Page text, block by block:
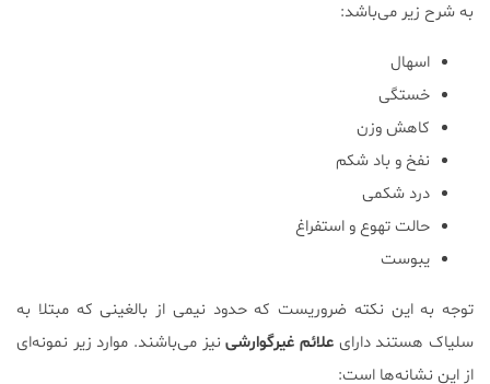
به شرح زیر می‌باشد:
اسهال
خستگی
کاهش وزن
نفخ و باد شکم
درد شکمی
حالت تهوع و استفراغ
یبوست
توجه به این نکته ضروریست که حدود نیمی از بالغینی که مبتلا به
سلیاک هستند دارای علائم غیرگوارشینیز می‌باشند. موارد زیر نمونه‌ای
از این نشانه‌ها است: